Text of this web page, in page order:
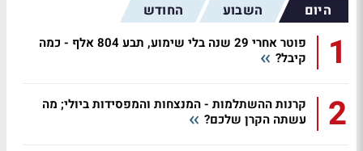
היום השבוע החודש
1
פוטר אחרי 29 שנה בלי שימוע, תבע 804 אלף - כמה
קיבל?
2
קרנות ההשתלמות - המנצחות והמפסידות ביולי; מה
עשתה הקרן שלכם?